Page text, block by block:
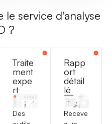
service d'analyse
?
Traite
ment
expe
rt
Des
Rapp
ort
détail
lé
Receve